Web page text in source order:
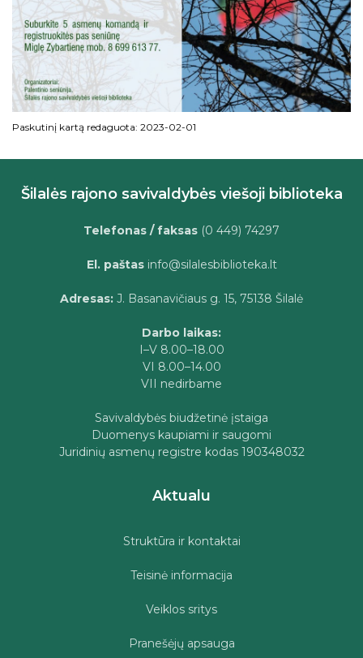
Paskutinį kartą redaguota: 2023-02-01
Šilalės rajono savivaldybės viešoji biblioteka
Telefonas / faksas (0 449) 74297
El. paštasinfo@silalesbiblioteka.lt
Adresas: J. Basanavičiaus g. 15, 75138 Šilalė
Darbo laikas:
I–V 8.00–18.00
VI 8.00–14.00
VII nedirbame
Savivaldybės biudžetinė įstaiga
Duomenys kaupiami ir saugomi
Juridinių asmenų registre kodas 190348032
Aktualu
Struktūra ir kontaktai
Teisinė informacija
Veiklos sritys
Pranešėjų apsauga